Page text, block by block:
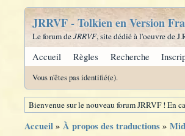
JRRVF - Tolkien en Version
Le forum deJRRVF, site dédié à l'oeuvre de
Accueil Règles Recherche
Vous n'êtes pas identifié(e).
Bienvenue sur le nouveau forum JRRVF ! En
Accueil» À propos des traductions»